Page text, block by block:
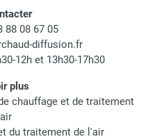
88 08 67 05
diffusion.fr
12h et 13h30-17h30
plus
chauffage et de traitement
du traitement de l'air